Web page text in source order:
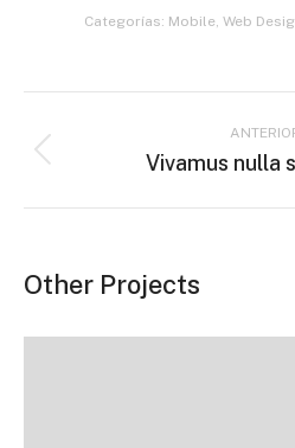
Categorías: Mobile Web
entre
Vivamus nulla
Other Projects